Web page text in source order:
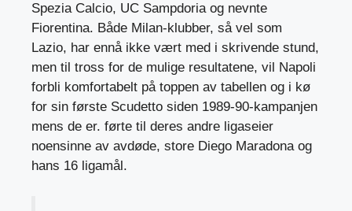
Spezia Calcio, UC Sampdoria og nevnte
Fiorentina. Både Milan-klubber, så vel som
Lazio, har ennå ikke vært med i skrivende stund,
men til tross for de mulige resultatene, vil Napoli
forbli komfortabelt på toppen av tabellen og i kø
for sin første Scudetto siden 1989-90-kampanjen
mens de er. førte til deres andre ligaseier
noensinne av avdøde, store Diego Maradona og
hans 16 ligamål.